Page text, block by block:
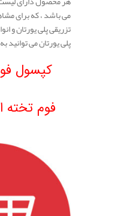
می باشد ، که برای
تزریقی پلی یورتان و
پلی یورتان می توانید
کپسول
فوم تخته